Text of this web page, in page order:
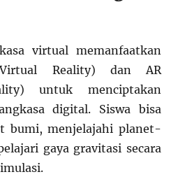
virtual memanfaatkan
Reality) dan AR
untuk menciptakan
digital. Siswa bisa
bumi, menjelajahi planet-
gaya gravitasi secara